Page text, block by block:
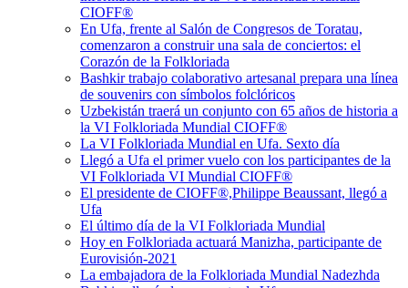
CIOFF®
En Ufa, frente al Salón de Congresos de Toratau,
comenzaron a construir una sala de conciertos: el
Corazón de la Folkloriada
Bashkir trabajo colaborativo artesanal prepara una línea
de souvenirs con símbolos folclóricos
Uzbekistán traerá un conjunto con 65 años de historia a
la VI Folkloriada Mundial CIOFF®️
La VI Folkloriada Mundial en Ufa. Sexto día
Llegó a Ufa el primer vuelo con los participantes de la
VI Folkloriada VI Mundial CIOFF®️
El presidente de CIOFF®️,Philippe Beaussant, llegó a
Ufa
El último día de la VI Folkloriada Mundial
Hoy en Folkloriada actuará Manizha, participante de
Eurovisión-2021
La embajadora de la Folkloriada Mundial Nadezhda